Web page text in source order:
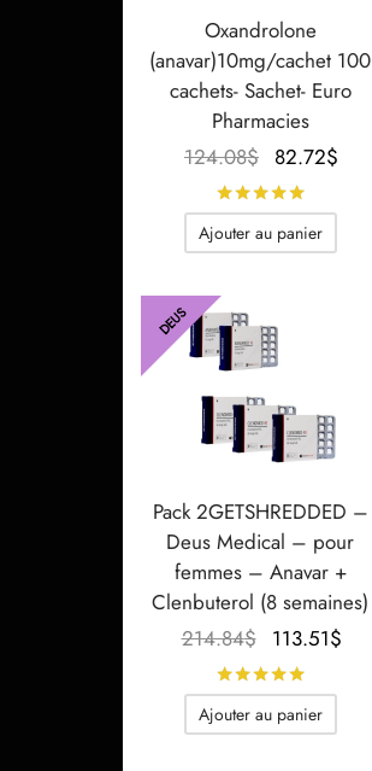
Oxandrolone
(anavar)10mg/cachet 100
cachets- Sachet- Euro
Pharmacies
124.08$
Le prix
initial
était :
124.08$.
82.72$
Ajouter au panier
DEUS
Pack 2GETSHREDDED –
Deus Medical – pour
femmes – Anavar +
Clenbuterol (8 semaines)
214.84$
Le prix
initial
était :
214.84$.
113.51$
Ajouter au panier